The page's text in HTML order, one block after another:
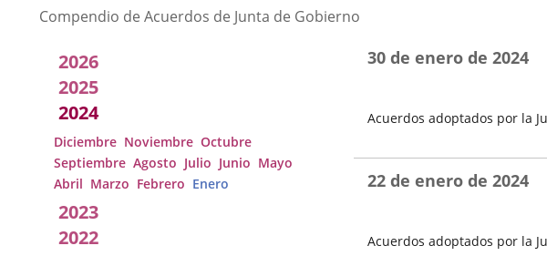
Listado
de
Acuerdos
de
Junta
de
Gobierno
Compendio de Acuerdos de Junta de Gobierno
2026
2025
2024
Diciembre Noviembre Octubre
Septiembre Agosto Julio Junio Mayo
Abril Marzo Febrero Enero
2023
2022
Acuerdos adoptados por la
de
la
Sesión
30 de enero de 2024
Acuerdos adoptados por la
22 de enero de 2024